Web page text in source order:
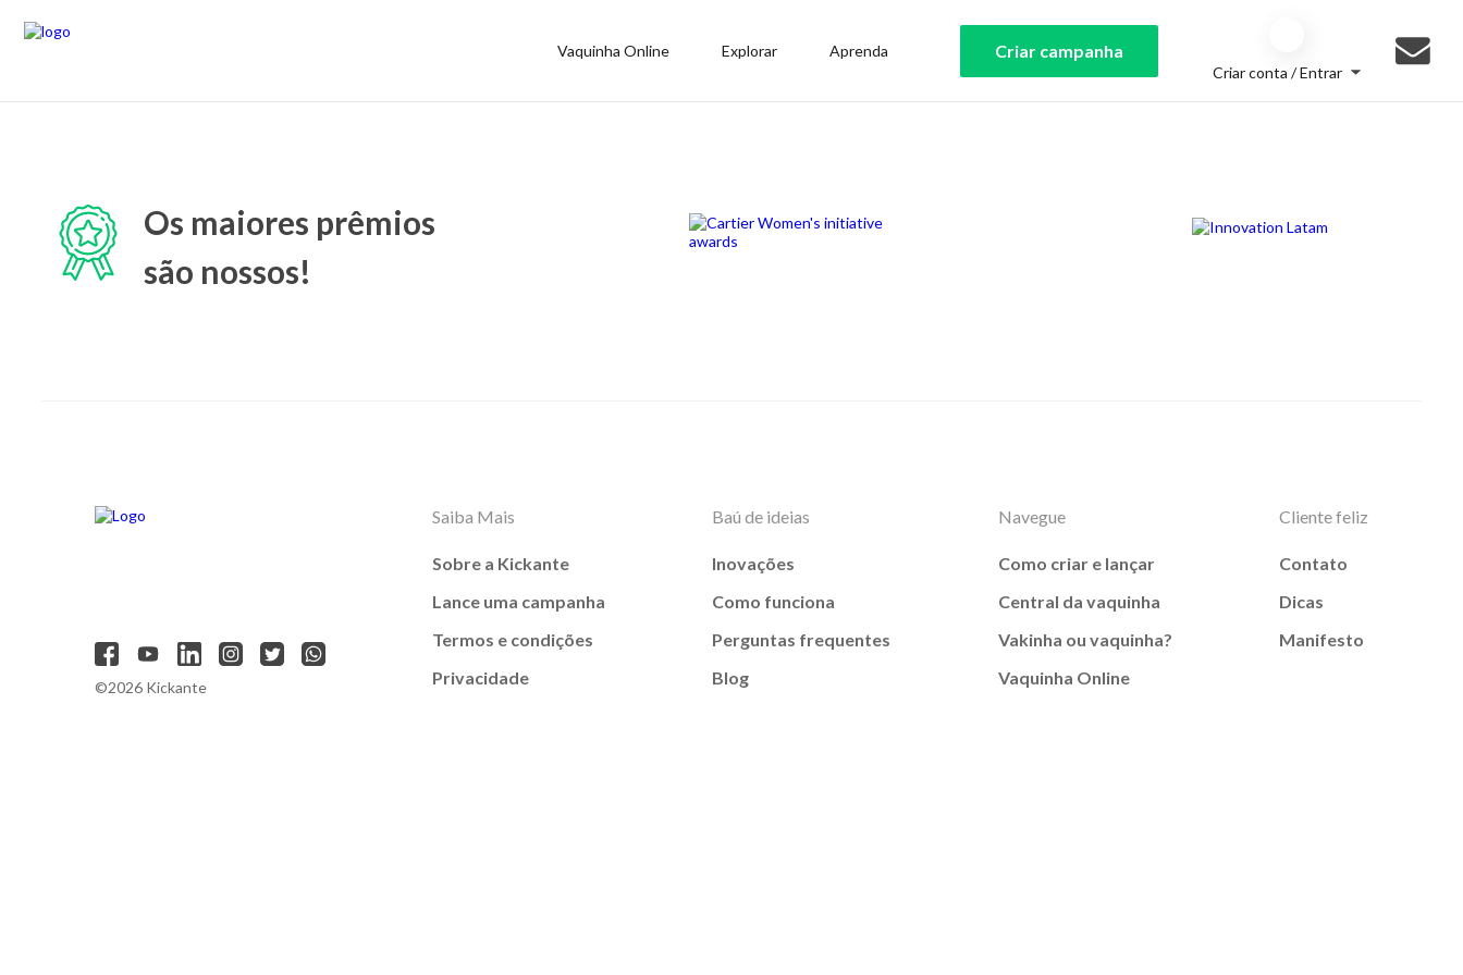
Vaquinha Online Explorar Aprenda Criar campanha
Criar conta / Entrar
Os maiores prêmios
são nossos!
©2026 Kickante
Saiba Mais
Sobre a Kickante
Lance uma campanha
Termos e condições
Privacidade
Baú de ideias
Inovações
Como funciona
Perguntas frequentes
Blog
Navegue
Como criar e lançar
Central da vaquinha
Vakinha ou vaquinha?
Vaquinha Online
Cliente feliz
Contato
Dicas
Manifesto